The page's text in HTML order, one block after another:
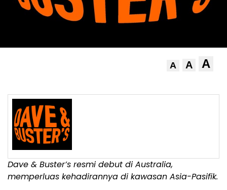
A A A
Dave & Buster’s resmi debut di Australia,
memperluas kehadirannya di kawasan Asia-Pasifik.